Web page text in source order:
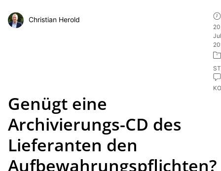
Christian Herold
Genügt eine
Archivierungs-CD des
Lieferanten den
Aufbewahrungspflichten?